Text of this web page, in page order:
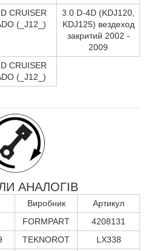
CRUISER
(_J12_)
3.0 D-4D (KDJ120,
KDJ125) вездеход
закритий 2002 -
2009
CRUISER
(_J12_)
АНАЛОГІВ
Виробник
Артикул
FORMPART
4208131
TEKNOROT
LX338